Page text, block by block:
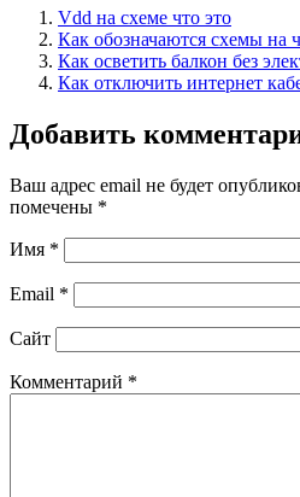
Vdd на схеме что это
Как обозначаются схемы на
Как осветить балкон без
Как отключить интернет
Добавить
Ваш адрес email не будет
помечены *
Имя *
Email *
Сайт
Комментарий *